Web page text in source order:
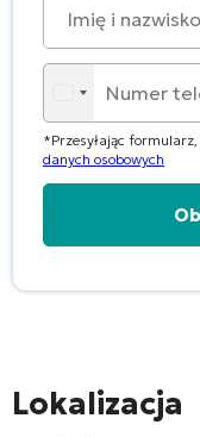
*Przesyłając
danych osobowych
Lokalizacja